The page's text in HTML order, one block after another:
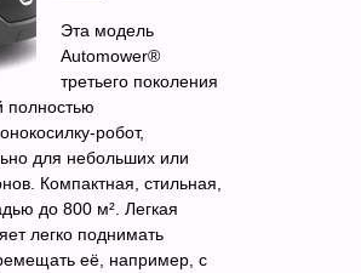
Эта модель
Automower®
третьего поколения
полностью
робот,
для небольших или
Компактная, стильная,
до 800 м². Легкая
легко поднимать
её, например, с